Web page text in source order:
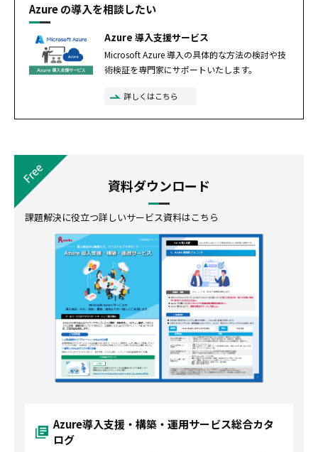
Azure の導入を相談したい
Azure 導入支援サービス
Microsoft Azure 導入の具体的な方法の検討や技
術検証を専門家にサポートいたします。
詳しくはこちら
資料ダウンロード
課題解決に役立つ詳しいサービス資料はこちら
Azure導入支援・構築・運用サービス総合カタ
ログ